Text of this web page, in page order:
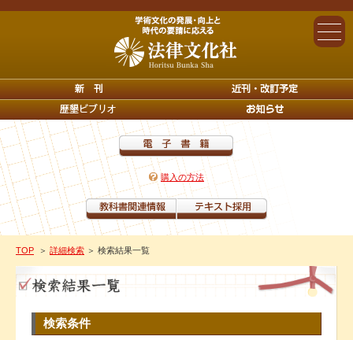
購入の方法
TOP ＞ 詳細検索 ＞ 検索結果一覧
検索条件